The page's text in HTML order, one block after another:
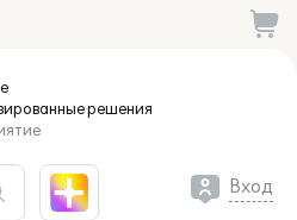
решения
Вход